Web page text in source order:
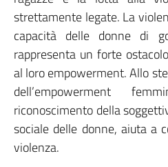
strettamente legate. La
capacità delle donne di
rappresenta un forte
al loro empowerment. Allo
dell’empowerment
riconoscimento della
sociale delle donne, aiuta a
violenza.